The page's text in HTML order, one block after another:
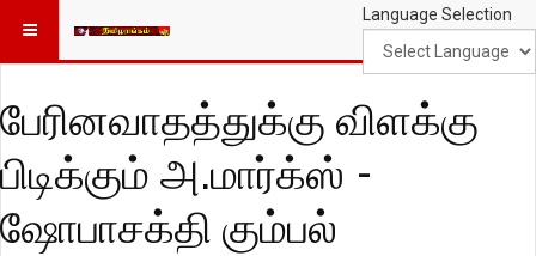
Language Selection
பேரினவாதத்துக்கு விளக்கு
பிடிக்கும் அ.மார்க்ஸ் -
ஷோபாசக்தி கும்பல்